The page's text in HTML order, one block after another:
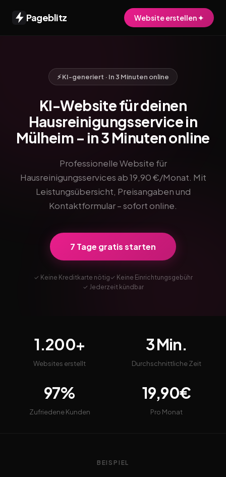
Pageblitz Website erstellen ✦
⚡ KI-generiert · In 3 Minuten online
KI-Website für deinen
Hausreinigungsservice in
Mülheim – in 3 Minuten online
Professionelle Website für
Hausreinigungsservices ab 19,90 €/Monat. Mit
Leistungsübersicht, Preisangaben und
Kontaktformular – sofort online.
7 Tage gratis starten
✓ Keine Kreditkarte nötig✓ Keine Einrichtungsgebühr
✓ Jederzeit kündbar
1.200+
Websites erstellt
3 Min.
Durchschnittliche Zeit
97%
Zufriedene Kunden
19,90€
Pro Monat
BEISPIEL